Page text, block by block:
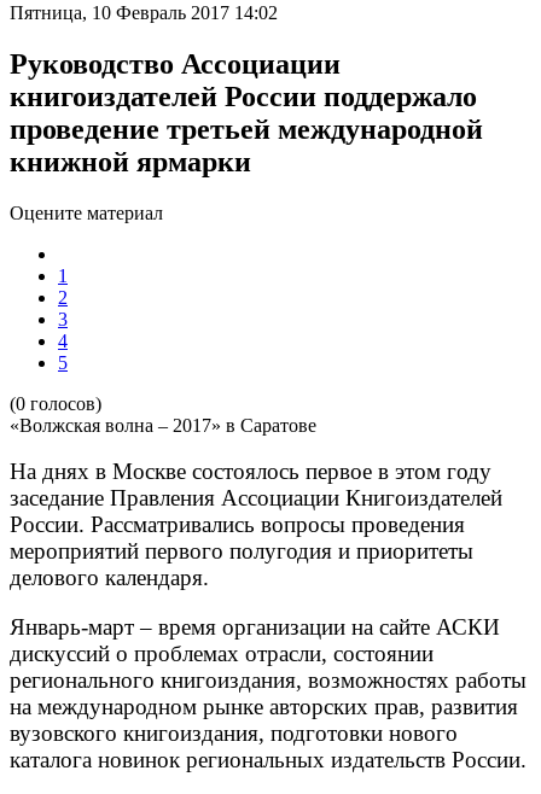
Пятница, 10 Февраль 2017 14:02
Руководство Ассоциации
книгоиздателей России поддержало
проведение третьей международной
книжной ярмарки
Оцените материал
1
2
3
4
5
(0 голосов)
«Волжская волна – 2017» в Саратове
На днях в Москве состоялось первое в этом году
заседание Правления Ассоциации Книгоиздателей
России. Рассматривались вопросы проведения
мероприятий первого полугодия и приоритеты
делового календаря.
Январь-март – время организации на сайте АСКИ
дискуссий о проблемах отрасли, состоянии
регионального книгоиздания, возможностях работы
на международном рынке авторских прав, развития
вузовского книгоиздания, подготовки нового
каталога новинок региональных издательств России.